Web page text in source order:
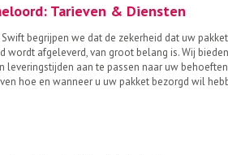
Tarieven & Diensten
begrijpen we dat de zekerheid dat uw
wordt afgeleverd, van groot belang is. Wij
leveringstijden aan te passen naar uw
hoe en wanneer u uw pakket bezorgd wil